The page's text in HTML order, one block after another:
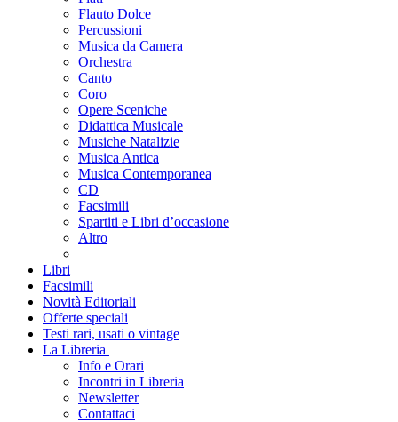
Flauto Dolce
Percussioni
Musica da Camera
Orchestra
Canto
Coro
Opere Sceniche
Didattica Musicale
Musiche Natalizie
Musica Antica
Musica Contemporanea
CD
Facsimili
Spartiti e Libri d’occasione
Altro
Libri
Facsimili
Novità Editoriali
Offerte speciali
Testi rari, usati o vintage
La Libreria
Info e Orari
Incontri in Libreria
Newsletter
Contattaci